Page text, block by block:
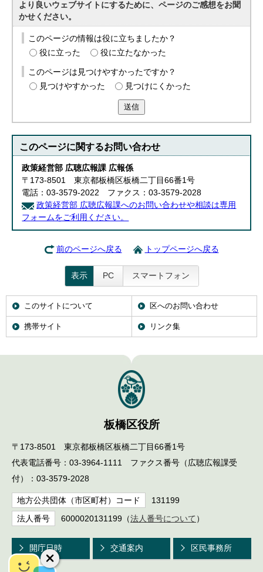
より良いウェブサイトにするために、ページのご感想をお聞
かせください。
このページの情報は役に立ちましたか？
役に立った
役に立たなかった
このページは見つけやすかったですか？
見つけやすかった
見つけにくかった
送信
このページに関するお問い合わせ
政策経営部 広聴広報課 広報係
〒173-8501 東京都板橋区板橋二丁目66番1号
電話：03-3579-2022 ファクス：03-3579-2028
政策経営部 広聴広報課へのお問い合わせや相談は専用
フォームをご利用ください。
前のページへ戻る トップページへ戻る
表示 PC スマートフォン
このサイトについて 区へのお問い合わせ
携帯サイト リンク集
板橋区役所
〒173-8501 東京都板橋区板橋二丁目66番1号
代表電話番号：03-3964-1111 ファクス番号（広聴広報課受
付）：03-3579-2028
地方公共団体（市区町村）コード 131199
法人番号 6000020131199（法人番号について ）
開庁日時 交通案内 区民事務所